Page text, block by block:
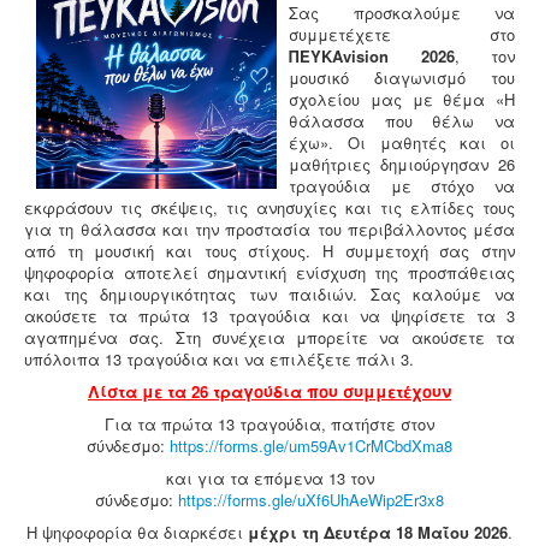
Σας προσκαλούμε να
συμμετέχετε στο
ΠΕΥΚΑvision 2026, τον
μουσικό διαγωνισμό του
σχολείου μας με θέμα «Η
θάλασσα που θέλω να
έχω». Οι μαθητές και οι
μαθήτριες δημιούργησαν 26
τραγούδια με στόχο να
εκφράσουν τις σκέψεις, τις ανησυχίες και τις ελπίδες τους
για τη θάλασσα και την προστασία του περιβάλλοντος μέσα
από τη μουσική και τους στίχους. Η συμμετοχή σας στην
ψηφοφορία αποτελεί σημαντική ενίσχυση της προσπάθειας
και της δημιουργικότητας των παιδιών. Σας καλούμε να
ακούσετε τα πρώτα 13 τραγούδια και να ψηφίσετε τα 3
αγαπημένα σας. Στη συνέχεια μπορείτε να ακούσετε τα
υπόλοιπα 13 τραγούδια και να επιλέξετε πάλι 3.
Λίστα με τα 26 τραγούδια που συμμετέχουν
Για τα πρώτα 13 τραγούδια, πατήστε στον
σύνδεσμο: https://forms.gle/um59Av1CrMCbdXma8
και για τα επόμενα 13 τον
σύνδεσμο: https://forms.gle/uXf6UhAeWip2Er3x8
Η ψηφοφορία θα διαρκέσει μέχρι τη Δευτέρα 18 Μαΐου 2026.